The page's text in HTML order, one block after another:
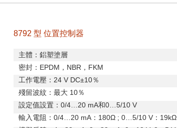
8792 型 位置控制器
主體：鋁塑塗層
密封： EPDM ， NBR ， FKM
工作電壓： 24 V DC±10％
殘留波紋：最大 10％
設定值設置： 0/4 20 mA和0
5/10 V
輸入電阻： 0/4 20 mA ： 180Ω ; 0 5/10 V ： 19kΩ